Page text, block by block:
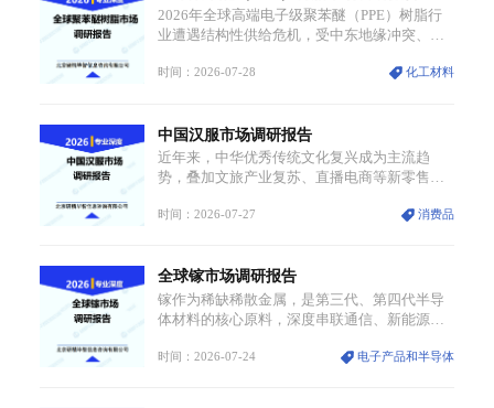
传统工业、高端制造、军工、新能源等多个核
心产业，成为现代工业体系中不可或缺的基础
2026年全球高端电子级聚苯醚（PPE）树脂行
业遭遇结构性供给危机，受中东地缘冲突、航
球最大产能基地全面停产，行业长期维持寡头
内暴涨超400%，上下游产业链出现“有价无
市”的供给真空，并沿高频覆铜板、PCB电路板
向AI服务器、5G基站等高端电子终端持续传
力。
时间：2026-07-28 化工材料
中国汉服市场调研报告
近年来，中华优秀传统文化复兴成为主流趋
势，叠加文旅产业复苏、直播电商等新零售渠
业迎来发展黄金期。汉服不再局限于传统节
为承载国风文化、拉动实体消费与文旅融合的
重要载体。同时，行业标准落地、生产技术升
级、原创设计能力提升，进一步夯实产业发展
局，市场活力持续释放。
时间：2026-07-27 消费品
全球镓市场调研报告
镓作为稀缺稀散金属，是第三代、第四代半导
体材料的核心原料，深度串联通信、新能源、
端制造业的隐形基石与大国科技博弈的关键战
时间：2026-07-24 电子产品和半导体